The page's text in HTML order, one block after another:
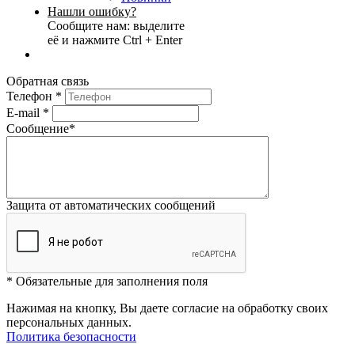
Нашли ошибку?
Сообщите нам: выделите
её и нажмите Ctrl + Enter
Обратная связь
Телефон *
E-mail *
Сообщение*
Защита от автоматических сообщений
* Обязательные для заполнения поля
Нажимая на кнопку, Вы даете согласие на обработку своих
персональных данных.
Политика безопасности